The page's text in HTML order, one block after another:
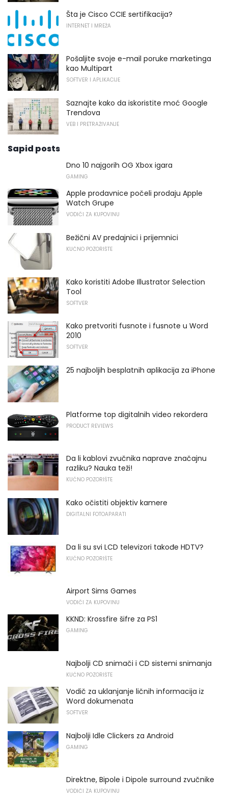
Šta je Cisco CCIE sertifikacija?
INTERNET I MREŽA
Pošaljite svoje e-mail poruke marketinga
kao Multipart
SOFTVER I APLIKACIJE
Saznajte kako da iskoristite moć Google
Trendova
VEB I PRETRAŽIVANJE
Sapid posts
Dno 10 najgorih OG Xbox igara
GAMING
Apple prodavnice počeli prodaju Apple
Watch Grupe
VODIČI ZA KUPOVINU
Bežični AV predajnici i prijemnici
KUĆNO POZORIŠTE
Kako koristiti Adobe Illustrator Selection
Tool
SOFTVER
Kako pretvoriti fusnote i fusnote u Word
2010
SOFTVER
25 najboljih besplatnih aplikacija za iPhone
Platforme top digitalnih video rekordera
PRODUCT REVIEWS
Da li kablovi zvučnika naprave značajnu
razliku? Nauka teži!
KUĆNO POZORIŠTE
Kako očistiti objektiv kamere
DIGITALNI FOTOAPARATI
Da li su svi LCD televizori takođe HDTV?
KUĆNO POZORIŠTE
Airport Sims Games
VODIČI ZA KUPOVINU
KKND: Krossfire šifre za PS1
GAMING
Najbolji CD snimači i CD sistemi snimanja
KUĆNO POZORIŠTE
Vodič za uklanjanje ličnih informacija iz
Word dokumenata
SOFTVER
Najbolji Idle Clickers za Android
GAMING
Direktne, Bipole i Dipole surround zvučnike
VODIČI ZA KUPOVINU